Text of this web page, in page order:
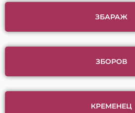
ЗБАРАЖ
ЗБОРОВ
КРЕМЕНЕЦ